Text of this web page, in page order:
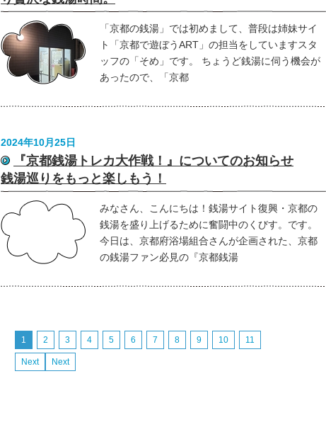
「京都の銭湯」では初めまして、普段は姉妹サイ
ト「京都で遊ぼうART」の担当をしていますスタ
ッフの「そめ」です。 ちょうど銭湯に伺う機会が
あったので、「京都
2024年10月25日
『京都銭湯トレカ大作戦！』についてのお知らせ
銭湯巡りをもっと楽しもう！
みなさん、こんにちは！銭湯サイト復興・京都の
銭湯を盛り上げるために奮闘中のくびす。です。
今日は、京都府浴場組合さんが企画された、京都
の銭湯ファン必見の『京都銭湯
1 2 3 4 5 6 7 8 9 10 11
Next Next